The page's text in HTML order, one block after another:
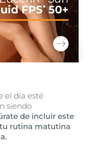
el día esté
siendo
de incluir este
rutina matutina